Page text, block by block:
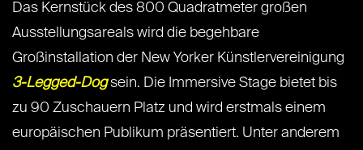
Das Kernstück des 800 Quadratmeter großen
Ausstellungsareals wird die begehbare
Großinstallation der New Yorker Künstlervereinigung
3-Legged-Dogsein. Die Immersive Stage bietet bis
zu 90 Zuschauern Platz und wird erstmals einem
europäischen Publikum präsentiert. Unter anderem